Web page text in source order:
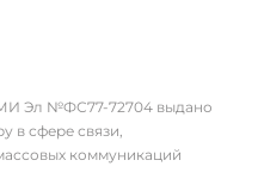
Эл №ФС77-72704 выдано
в сфере связи,
коммуникаций